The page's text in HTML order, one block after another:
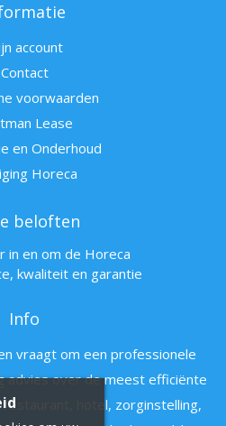
account
Contact
voorwaarden
Lease
en Onderhoud
Horeca
beloften
in en om de Horeca
kwaliteit en garantie
Info
vraagt om een professionele
advies over de meest efficiënte
restaurant, hotel, zorginstelling,